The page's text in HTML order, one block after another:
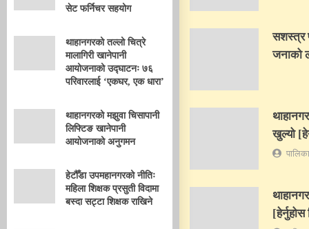
सेट फर्निचर सहयोग
थाहानगरको तल्लो चित्रे
मालागिरी खानेपानी
आयोजनाको उद्घाटनः ७६
परिवारलाई ‘एकघर, एक धारा’
थाहानगरको मझुवा चिसापानी
लिफ्टिङ खानेपानी
आयोजनाको अनुगमन
हेटौँडा उपमहानगरको नीतिः
महिला शिक्षक प्रसुती विदामा
बस्दा सट्टा शिक्षक राखिने
सशस्त्र
जनाको
खुल्यो
[हेर्नुहोस